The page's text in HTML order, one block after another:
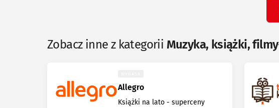
Zobacz inne z kategorii Muzyka, książki, filmy
Allegro
Książki na lato - superceny